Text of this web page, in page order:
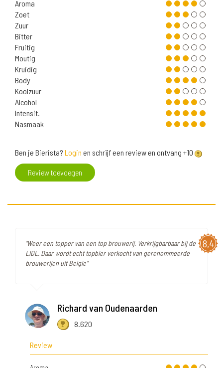
Aroma
Zoet
Zuur
Bitter
Fruitig
Moutig
Kruidig
Body
Koolzuur
Alcohol
Intensit.
Nasmaak
Ben je Bierista? Login en schrijf een review en ontvang +10
Review toevoegen
8,4
"Weer een topper van een top brouwerij. Verkrijgbarbaar bij de
LIDL. Daar wordt echt topbier verkocht van gerenommeerde
brouwerijen uit Belgie"
Richard van Oudenaarden
8.620
Review